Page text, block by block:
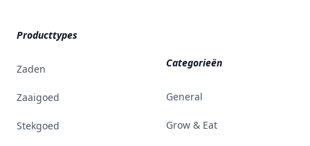
Producttypes
Zaden
Zaaigoed
Stekgoed
Categorieën
General
Grow & Eat